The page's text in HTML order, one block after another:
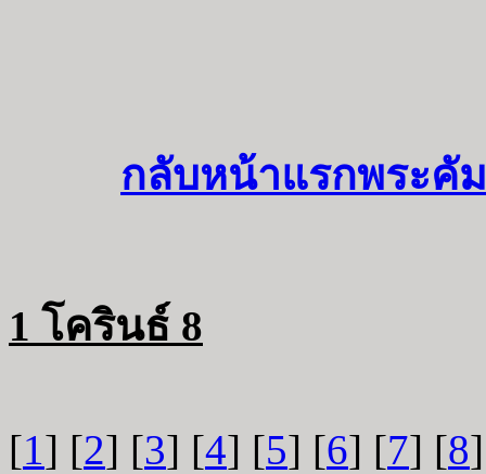
กลับหน้าแรกพระคั
1 โครินธ์ 8
[1] [2] [3] [4] [5] [6] [7] [8